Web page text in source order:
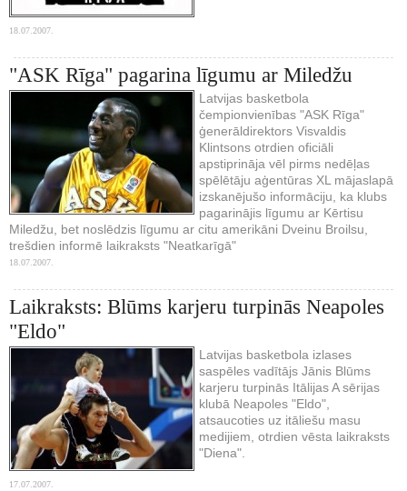
18.07.2007.
"ASK Rīga" pagarina līgumu ar Miledžu
Latvijas basketbola
čempionvienības "ASK Rīga"
ģenerāldirektors Visvaldis
Klintsons otrdien oficiāli
apstiprināja vēl pirms nedēļas
spēlētāju aģentūras XL mājaslapā
izskanējušo informāciju, ka klubs
pagarinājis līgumu ar Kērtisu
Miledžu, bet noslēdzis līgumu ar citu amerikāni Dveinu Broilsu,
trešdien informē laikraksts "Neatkarīgā"
18.07.2007.
Laikraksts: Blūms karjeru turpinās Neapoles
"Eldo"
Latvijas basketbola izlases
saspēles vadītājs Jānis Blūms
karjeru turpinās Itālijas A sērijas
klubā Neapoles "Eldo",
atsaucoties uz itāliešu masu
medijiem, otrdien vēsta laikraksts
"Diena".
17.07.2007.